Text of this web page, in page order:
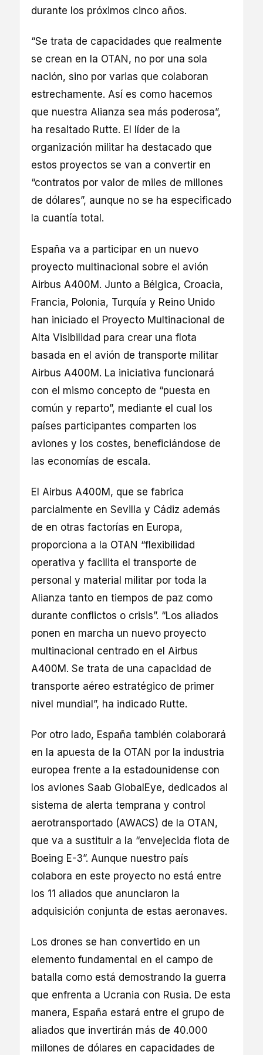
durante los próximos cinco años.
“Se trata de capacidades que realmente
se crean en la OTAN, no por una sola
nación, sino por varias que colaboran
estrechamente. Así es como hacemos
que nuestra Alianza sea más poderosa”,
ha resaltado Rutte. El líder de la
organización militar ha destacado que
estos proyectos se van a convertir en
“contratos por valor de miles de millones
de dólares”, aunque no se ha especificado
la cuantía total.
España va a participar en un nuevo
proyecto multinacional sobre el avión
Airbus A400M. Junto a Bélgica, Croacia,
Francia, Polonia, Turquía y Reino Unido
han iniciado el Proyecto Multinacional de
Alta Visibilidad para crear una flota
basada en el avión de transporte militar
Airbus A400M. La iniciativa funcionará
con el mismo concepto de “puesta en
común y reparto”, mediante el cual los
países participantes comparten los
aviones y los costes, beneficiándose de
las economías de escala.
El Airbus A400M, que se fabrica
parcialmente en Sevilla y Cádiz además
de en otras factorías en Europa,
proporciona a la OTAN “flexibilidad
operativa y facilita el transporte de
personal y material militar por toda la
Alianza tanto en tiempos de paz como
durante conflictos o crisis”. “Los aliados
ponen en marcha un nuevo proyecto
multinacional centrado en el Airbus
A400M. Se trata de una capacidad de
transporte aéreo estratégico de primer
nivel mundial”, ha indicado Rutte.
Por otro lado, España también colaborará
en la apuesta de la OTAN por la industria
europea frente a la estadounidense con
los aviones Saab GlobalEye, dedicados al
sistema de alerta temprana y control
aerotransportado (AWACS) de la OTAN,
que va a sustituir a la “envejecida flota de
Boeing E-3”. Aunque nuestro país
colabora en este proyecto no está entre
los 11 aliados que anunciaron la
adquisición conjunta de estas aeronaves.
Los drones se han convertido en un
elemento fundamental en el campo de
batalla como está demostrando la guerra
que enfrenta a Ucrania con Rusia. De esta
manera, España estará entre el grupo de
aliados que invertirán más de 40.000
millones de dólares en capacidades de